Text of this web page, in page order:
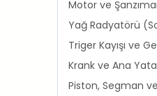
Motor ve
Yağ Radyatörü
Triger Kayışı ve
Krank ve Ana
Piston, Segman